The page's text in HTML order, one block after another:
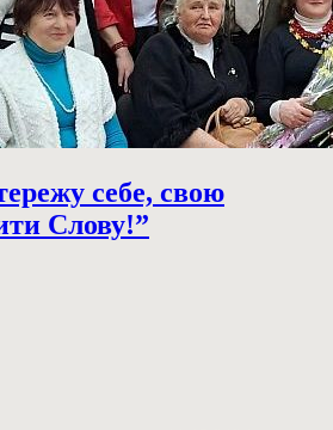
себе, свою
Слову!”